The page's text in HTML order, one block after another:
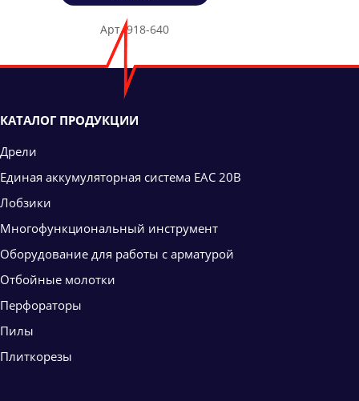
Арт. 918-640
КАТАЛОГ ПРОДУКЦИИ
Дрели
Единая аккумуляторная система ЕАС 20В
Лобзики
Многофункциональный инструмент
Оборудование для работы с арматурой
Отбойные молотки
Перфораторы
Пилы
Плиткорезы